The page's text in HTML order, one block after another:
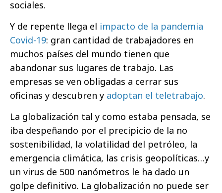
sociales.
Y de repente llega el impacto de la pandemia
Covid-19: gran cantidad de trabajadores en
muchos países del mundo tienen que
abandonar sus lugares de trabajo. Las
empresas se ven obligadas a cerrar sus
oficinas y descubren y adoptan el teletrabajo.
La globalización tal y como estaba pensada, se
iba despeñando por el precipicio de la no
sostenibilidad, la volatilidad del petróleo, la
emergencia climática, las crisis geopolíticas…y
un virus de 500 nanómetros le ha dado un
golpe definitivo. La globalización no puede ser